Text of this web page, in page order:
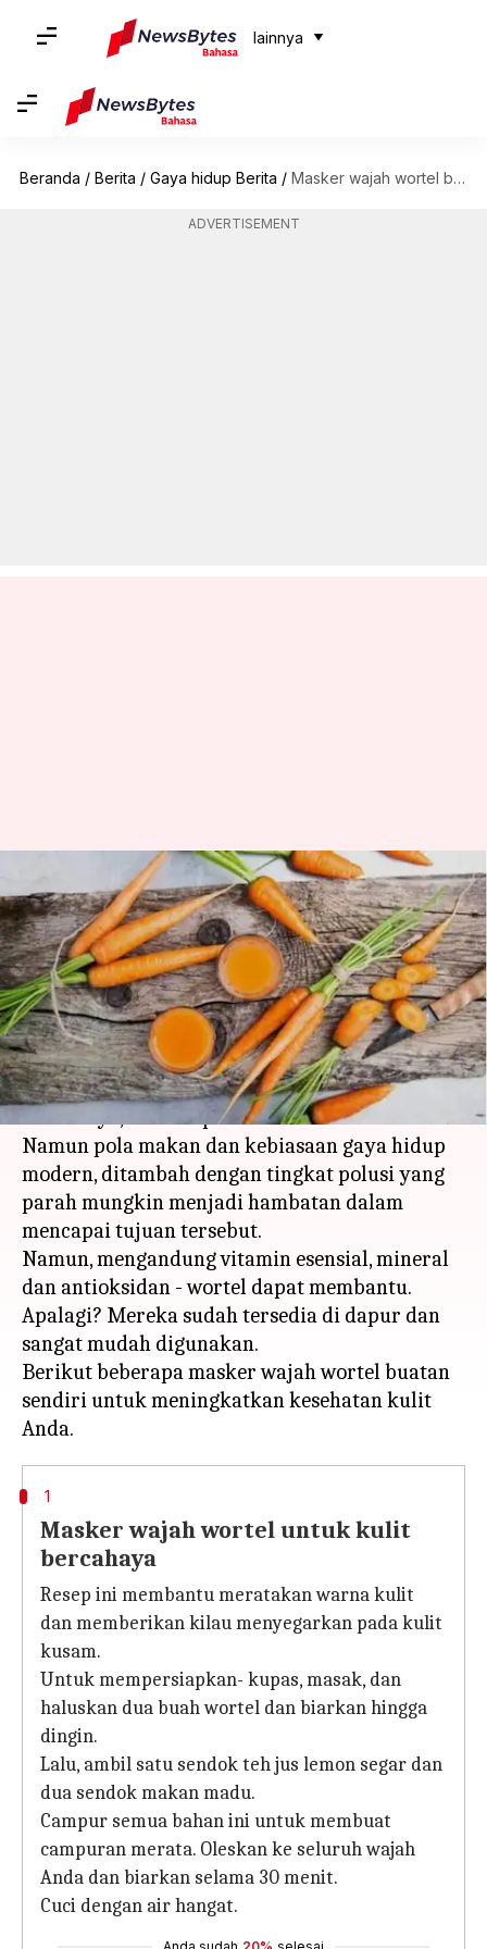
lainnya
Beranda / Berita / Gaya hidup Berita / Masker wajah wortel buatan sendiri untuk kulit bercahaya dan cantik
ADVERTISEMENT
Masker wajah wortel buatan
sendiri untuk kulit bercahaya
dan cantik
menulis Bob Feb 09, 2024 10:24 am
Apa ceritanya
Setiap orang mendambakan kulit yang kenyal,
bercahaya, dan tampak cantik.
Namun pola makan dan kebiasaan gaya hidup
modern, ditambah dengan tingkat polusi yang
parah mungkin menjadi hambatan dalam
mencapai tujuan tersebut.
Namun, mengandung vitamin esensial, mineral
dan antioksidan - wortel dapat membantu.
Apalagi? Mereka sudah tersedia di dapur dan
sangat mudah digunakan.
Berikut beberapa masker wajah wortel buatan
sendiri untuk meningkatkan kesehatan kulit
1
Masker wajah wortel untuk kulit
bercahaya
Resep ini membantu meratakan warna kulit
dan memberikan kilau menyegarkan pada kulit
kusam.
Untuk mempersiapkan- kupas, masak, dan
haluskan dua buah wortel dan biarkan hingga
dingin.
Lalu, ambil satu sendok teh jus lemon segar dan
dua sendok makan madu.
Campur semua bahan ini untuk membuat
campuran merata. Oleskan ke seluruh wajah
Anda dan biarkan selama 30 menit.
Cuci dengan air hangat.